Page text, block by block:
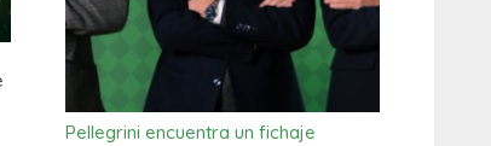
Pellegrini encuentra un fichaje